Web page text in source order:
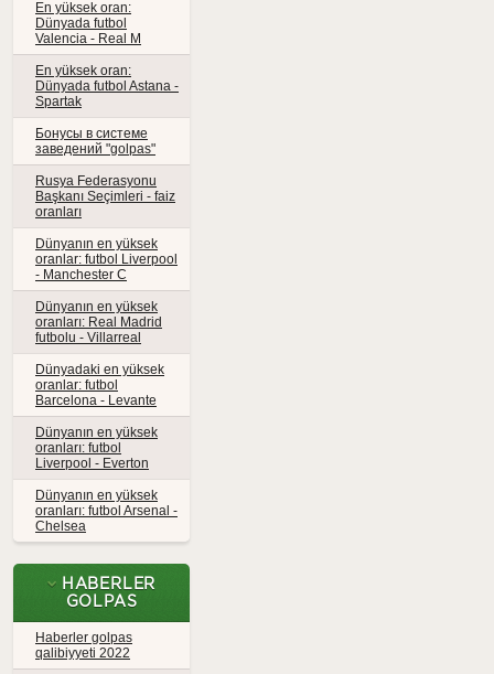
En yüksek oran:
Dünyada futbol
Valencia - Real M
En yüksek oran:
Dünyada futbol Astana -
Spartak
Бонусы в системе
заведений "golpas"
Rusya Federasyonu
Başkanı Seçimleri - faiz
oranları
Dünyanın en yüksek
oranlar: futbol Liverpool
- Manchester C
Dünyanın en yüksek
oranları: Real Madrid
futbolu - Villarreal
Dünyadaki en yüksek
oranlar: futbol
Barcelona - Levante
Dünyanın en yüksek
oranları: futbol
Liverpool - Everton
Dünyanın en yüksek
oranları: futbol Arsenal -
Chelsea
HABERLER
GOLPAS
Haberler golpas
qalibiyyeti 2022